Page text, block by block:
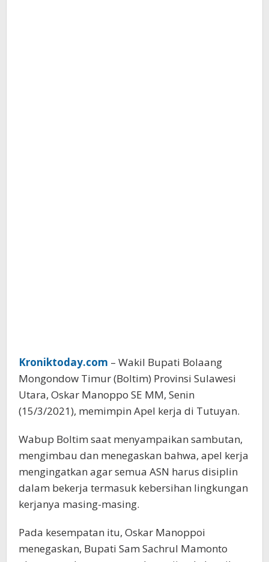
Kroniktoday.com – Wakil Bupati Bolaang
Mongondow Timur (Boltim) Provinsi Sulawesi
Utara, Oskar Manoppo SE MM, Senin
(15/3/2021), memimpin Apel kerja di Tutuyan.
Wabup Boltim saat menyampaikan sambutan,
mengimbau dan menegaskan bahwa, apel kerja
mengingatkan agar semua ASN harus disiplin
dalam bekerja termasuk kebersihan lingkungan
kerjanya masing-masing.
Pada kesempatan itu, Oskar Manoppoi
menegaskan, Bupati Sam Sachrul Mamonto